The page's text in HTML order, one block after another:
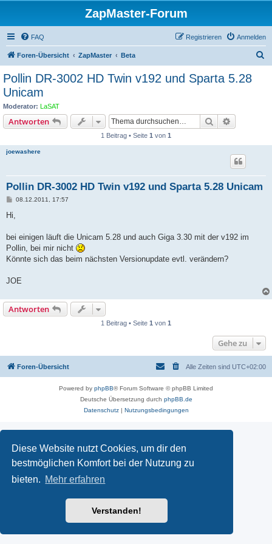
Diese Website nutzt Cookies, um dir den
bestmöglichen Komfort bei der Nutzung zu
bieten. Mehr erfahren
Verstanden!
ZapMaster-Forum
FAQ Anmelden
Registrieren
Foren-Übersicht ZapMaster Beta
Pollin DR-3002 HD Twin v192 und Sparta 5.28
Unicam
Moderator: LaSAT
Antworten Suche
1 Beitrag • Seite 1 von 1
joewashere
Pollin DR-3002 HD Twin v192 und Sparta 5.28 Unicam
B
t
a
08.12.2011, 17:57
Hi,
bei einigen läuft die Unicam 5.28 und auch Giga 3.30 mit der v192 im
Pollin, bei mir nicht
Könnte sich das beim nächsten Versionupdate evtl. verändern?
JOE
Antworten
1 Beitrag • Seite 1 von 1
Gehe zu
Foren-Übersicht Alle Zeiten sind UTC+02:00
Powered by phpBB® Forum Software © phpBB Limited
Deutsche Übersetzung durch phpBB.de
Datenschutz| Nutzungsbedingungen